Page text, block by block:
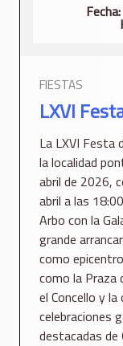
Fecha:
FIESTAS
LXVI
La LXVI Festa
la localidad
abril de 2026,
abril a las
Arbo con la
grande
como
como la Praza
el Concello y
celebraciones
destacadas de